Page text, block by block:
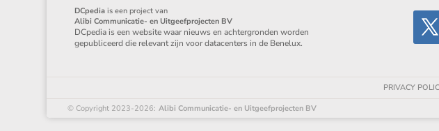
DCpedia is een project van
Alibi Communicatie- en Uitgeefprojecten BV
DCpedia is een website waar nieuws en achtergronden worden
gepubliceerd die relevant zijn voor datacenters in de Benelux.
PRIVACY
© Copyright 2023-2026: Alibi Communicatie- en Uitgeefprojecten BV